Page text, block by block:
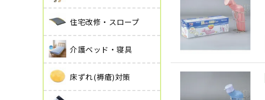
住宅改修・スロープ
介護ベッド・寝具
床ずれ(褥瘡)対策